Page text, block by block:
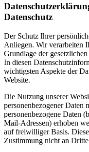
Datenschutz
Der Schutz Ihrer
Anliegen. Wir verarbeiten
Grundlage der
In diesen
wichtigsten Aspekte der
Website.
Die Nutzung unserer
personenbezogener Daten
personenbezogene Daten
Mail-Adressen) erhoben
auf freiwilliger Basis.
Zustimmung nicht an